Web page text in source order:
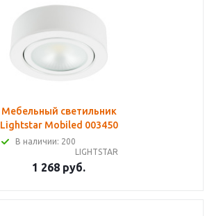
Мебельный светильник
Lightstar Mobiled 003450
В наличии: 200
LIGHTSTAR
1 268 руб.